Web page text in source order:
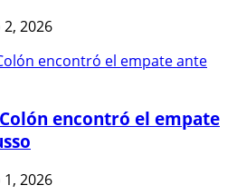
2, 2026
encontró el empate
1, 2026